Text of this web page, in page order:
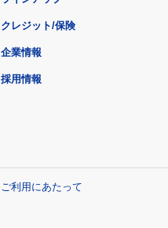
クレジット/保険
企業情報
採用情報
ご利用にあたって